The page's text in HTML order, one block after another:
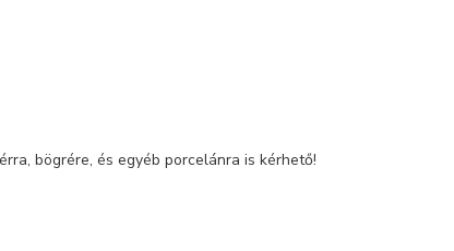
bögrére, és egyéb porcelánra is kérhető!